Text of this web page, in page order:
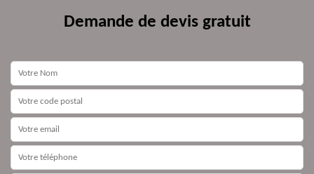
Demande de devis gratuit